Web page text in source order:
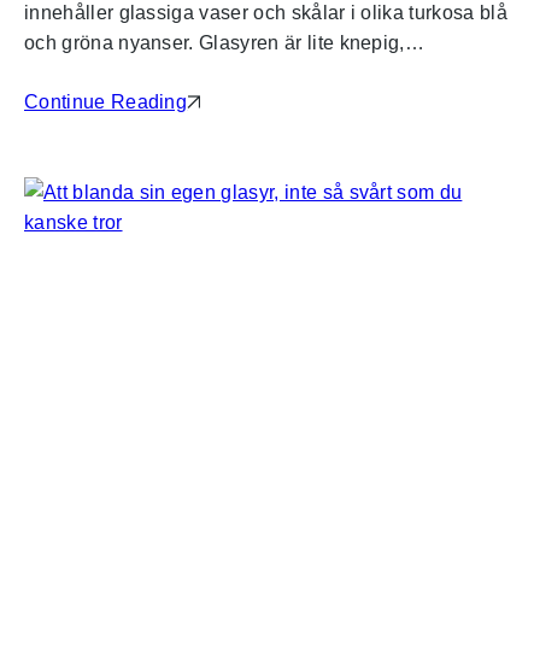
innehåller glassiga vaser och skålar i olika turkosa blå
och gröna nyanser. Glasyren är lite knepig,…
Continue Reading